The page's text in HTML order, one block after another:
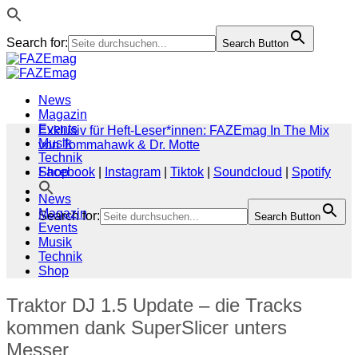
Search for: Search Button
Zum
Inhalt
News
Magazin
Events
Musik
Technik
Shop
Search for: Search Button
Exklusiv für Heft-Leser*innen: FAZEmag In The Mix
von Tommahawk & Dr. Motte
Facebook
Instagram Tiktok Soundcloud
Spotify
News
Magazin
Events
Musik
Technik
Shop
Traktor DJ 1.5 Update – die Tracks
kommen dank SuperSlicer unters
Messer